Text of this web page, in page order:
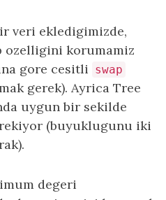
veri ekledigimizde,
ozelligini korumamiz
gore cesitli swap
gerek). Ayrica Tree
uygun bir sekilde
(buyuklugunu iki
degeri